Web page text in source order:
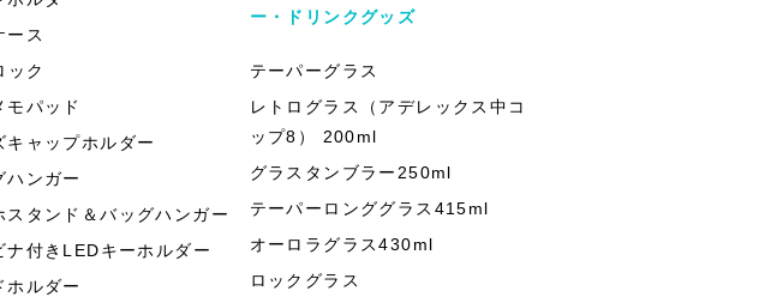
ース
ック
モパッド
キャップホルダー
ハンガー
スタンド＆バッグハンガー
ナ付きLEDキーホルダー
ホルダー
ー・ドリンクグッズ
テーパーグラス
レトログラス（アデレックス中コ
ップ8） 200ml
グラスタンブラー250ml
テーパーロンググラス415ml
オーロラグラス430ml
ロックグラス